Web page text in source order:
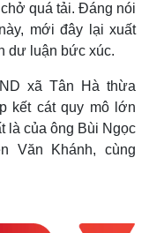
quá tải. Đáng nói
mới đây lại xuất
dư luận bức xúc.
xã Tân Hà thừa
kết cát quy mô lớn
là của ông Bùi Ngọc
Văn Khánh, cùng